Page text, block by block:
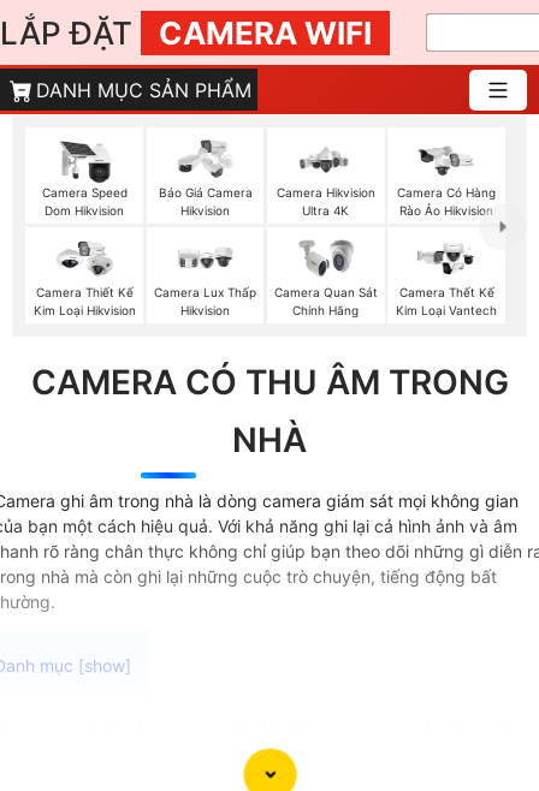
LẮP ĐẶT CAMERA WIFI
DANH MỤC SẢN PHẨM
Camera Speed
Dom Hikvision
Báo Giá Camera
Hikvision
Camera Hikvision
Ultra 4K
Camera Có Hàng
Rào Ảo Hikvision
Camera Thiết Kế
Kim Loại Hikvision
Camera Lux Thấp
Hikvision
Camera Quan Sát
Chính Hãng
Camera Thết Kế
Kim Loại Vantech
CAMERA CÓ THU ÂM TRONG
NHÀ
ghi âm trong nhà là dòng camera giám sát mọi không gian
bạn một cách hiệu quả. Với khả năng ghi lại cả hình ảnh và âm
rõ ràng chân thực không chỉ giúp bạn theo dõi những gì diễn
nhà mà còn ghi lại những cuộc trò chuyện, tiếng động bất
nhỏ gọn thiết kế rất tinh tế phù hợp cho văn phòng cửa